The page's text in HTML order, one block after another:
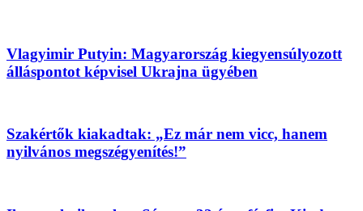
Vlagyimir Putyin: Magyarország kiegyensúlyozott
álláspontot képvisel Ukrajna ügyében
Szakértők kiakadtak: „Ez már nem vicc, hanem
nyilvános megszégyenítés!”